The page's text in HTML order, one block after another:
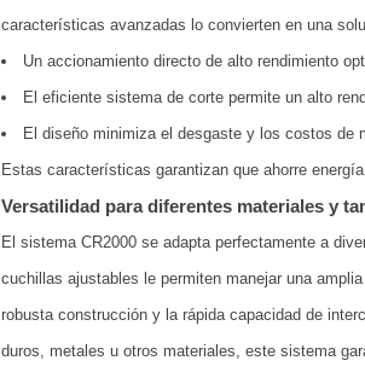
características avanzadas lo convierten en una
Un accionamiento directo de alto rendimiento
El eficiente sistema de corte permite un alto
El diseño minimiza el desgaste y los costos de
Estas características garantizan que ahorre
Versatilidad para diferentes materiales y
El sistema CR2000 se adapta perfectamente a
cuchillas ajustables le permiten manejar una
robusta construcción y la rápida capacidad de
duros, metales u otros materiales, este sistema